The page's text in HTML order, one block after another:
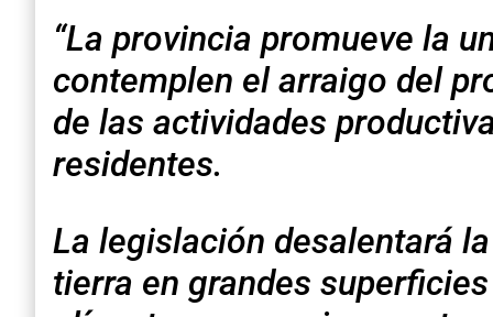
“La provincia promueve la
contemplen el arraigo del
de las actividades
residentes.
La legislación desalentará
tierra en grandes